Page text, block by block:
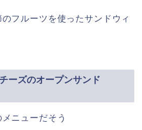
フルーツを使ったサンドウィ
ーズのオープンサンド
ニューだそう